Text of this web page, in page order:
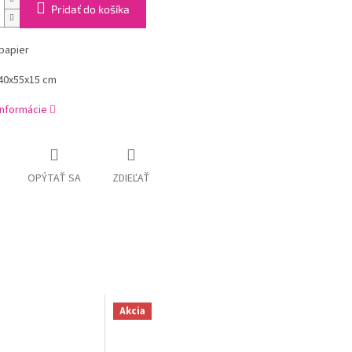
Pridať do košíka
cm
OPÝTAŤ SA ZDIEĽAŤ
Akcia